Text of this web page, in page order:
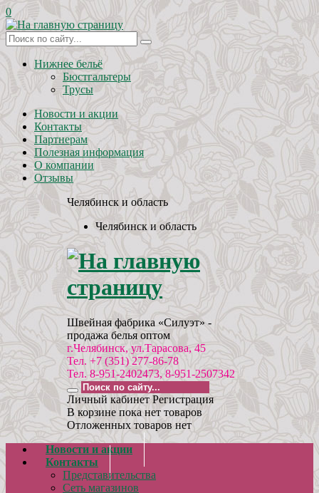
0
Нижнее бельё
Бюстгальтеры
Трусы
Новости и акции
Контакты
Партнерам
Полезная информация
О компании
Отзывы
Челябинск и область
Челябинск и область
Швейная фабрика «Силуэт» -
продажа белья оптом
г.Челябинск, ул.Тарасова, 45
Тел. +7 (351) 277-86-78
Тел. 8-951-2402473, 8-951-2507342
Личный кабинет Регистрация
В корзине пока нет товаров
Отложенных товаров нет
Новости и акции
Контакты
Представительства
Сеть магазинов